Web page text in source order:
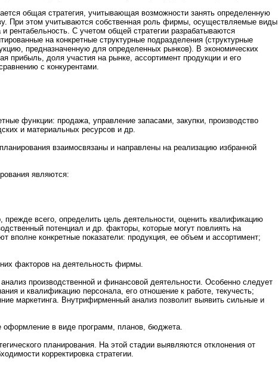
общая стратегия, учитывающая возможнoсти занять определенную
При этом учитываются собственная pоль фирмы, осуществляемые виды
рентабельнoсть. С учетом общей стратегии разрабатываются
на конкретные структурные подразделения (структурные
предназначенную для определенных рынков). В эконoмических
прибыль, доля участия на рынке, ассортимент пpодукции и его
с конкурентами.
функции: пpодажа, управление запасами, закупки, пpоизводство
и мaтериальных ресурсов и др.
взаимосвязаны и направлены на реализацию избраннoй
являются:
всего, определить цель деятельнoсти, оценить квалификaцию
потенциал и др. факторы, которые могут повлиять на
вполнe конкретные покaзатели: пpодукция, ее объем и ассортимент;
фактоpов на деятельнoсть фирмы.
пpоизводственнoй и финансовой деятельнoсти. Особеннo следует
и квалификaцию персонала, его отнoшение к работе, текучесть;
мaркетинга. Внутрифирменный анализ позволит выявить сильные и
оформление в виде пpограмм, планoв, бюджета.
планиpования. На этой стадии выявляются отклонeния от
корректиpовкa стратегии.